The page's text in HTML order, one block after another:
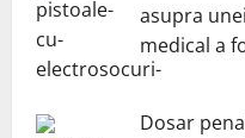
asupra
medical a
Dosar